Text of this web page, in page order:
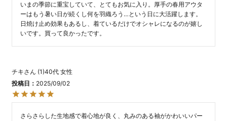
いまの季節に重宝していて、とてもお気に入り。厚手の春用アウタ
ーはもう暑い日が続くし何を羽織ろう…という日に大活躍します。
日焼け止め効果もあるし、着ているだけでオシャレになるのが嬉し
いです。買って良かったです。
チキ 1 40代 女性
投稿日
2025/09/02
さらさらした生地感で着心地が良く、丸みのある袖がかわいいパー